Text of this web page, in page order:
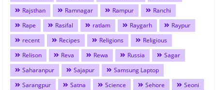
Rajsthan
Ramnagar Rampur
Ranchi
Rape
Rasifal ratlam Raygarh
Raypur
recent
Recipes Religions
Religious
Relison
Reva Rewa Russia
Sagar
Saharanpur
Sajapur
Samsung Laptop
Sarangpur
Satna Science Sehore
Seoni